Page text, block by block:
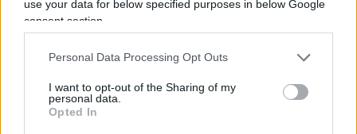
use your data for below specified purposes in below Google
consent section.
Personal Data Processing Opt Outs
I want to opt-out of the Sharing of my
personal data.
Opted In
dovuto chiudere carte collegate alla pagina.
Insomma una ripartenza per me oggi è
impensabile senza pagina ora che i ristoranti
hanno aperto. Vorrei facessi un gran baccano su